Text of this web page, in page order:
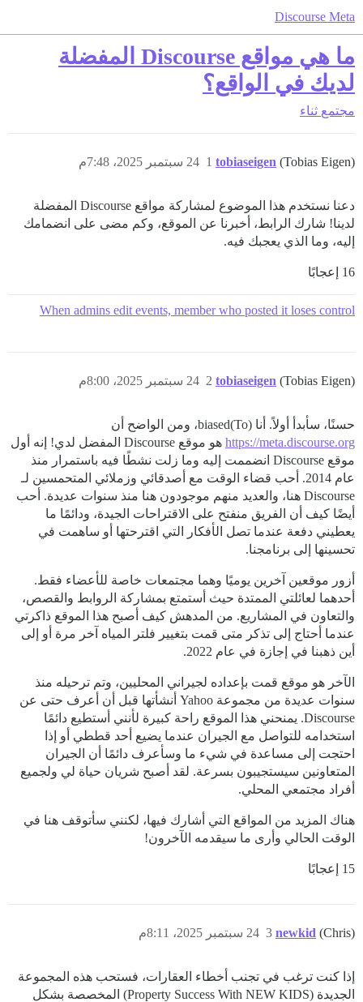
Discourse Meta
ما هي مواقع Discourse المفضلة
لديك في الواقع؟
مجتمع ثناء
tobiaseigen (Tobias Eigen) 24 سبتمبر 2025، 7:48م 1
دعنا نستخدم هذا الموضوع لمشاركة مواقع Discourse المفضلة
لدينا! شارك الرابط، أخبرنا عن الموقع، وكم مضى على انضمامك
إليه، وما الذي يعجبك فيه.
16 إعجابًا
When admins edit events, member who posted it loses control
tobiaseigen (Tobias Eigen) 24 سبتمبر 2025، 8:00م 2
حسنًا، سأبدأ أولاً. أنا (To)biased، ومن الواضح أن
https://meta.discourse.org
هو موقع Discourse المفضل لدي! إنه أول
موقع Discourse انضممت إليه وما زلت نشطًا فيه باستمرار منذ
عام 2014. أحب قضاء الوقت مع أصدقائي وزملائي المتحمسين لـ
Discourse هنا، والعديد منهم موجودون هنا منذ سنوات عديدة. أحب
أيضًا كيف أن الفريق منفتح على الاقتراحات الجيدة، ودائمًا ما
يعطيني دفعة عندما تصل الأفكار التي اقترحتها أو ساهمت في
تحسينها إلى برنامجنا.
أزور موقعين آخرين يوميًا وهما مجتمعات خاصة للأعضاء فقط.
أحدهما لعائلتي الممتدة حيث أستمتع بمشاركة الروابط والقصص،
والتعاون في المشاريع. من المدهش كيف أصبح هذا الموقع ذاكرتي
عندما أحتاج إلى تذكر متى قمت بتغيير فلتر المياه آخر مرة أو إلى
أين ذهبنا في إجازة في عام 2022.
الآخر هو موقع قمت بإعداده لجيراني المحليين، وتم ترحيله منذ
سنوات عديدة من مجموعة Yahoo أنشأتها قبل أن أعرف حتى عن
Discourse. يمنحني هذا الموقع راحة كبيرة لأنني أستطيع دائمًا
استخدامه للتواصل مع الجيران عندما يضيع أحد قططي أو إذا
احتجت إلى مساعدة في شيء ما وسأعرف دائمًا أن الجيران
المتعاونين سيستجيبون بسرعة. لقد أصبح شريان حياة لي ولجميع
أفراد مجتمعي المحلي.
هناك المزيد من المواقع التي أشارك فيها، لكنني سأتوقف هنا في
الوقت الحالي وأرى ما سيقدمه الآخرون!
15 إعجابًا
newkid (Chris) 24 سبتمبر 2025، 8:11م 3
إذا كنت ترغب في تجنب أخطاء العقارات، فستحب هذه المجموعة
الجديدة (Property Success With NEW KIDS) المخصصة بشكل